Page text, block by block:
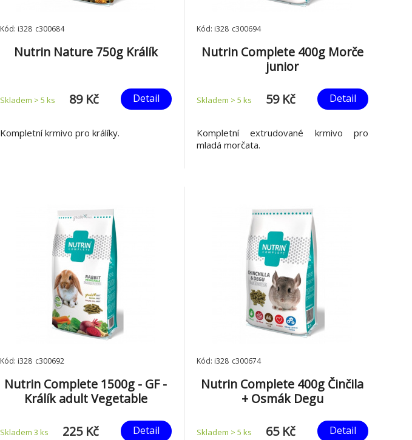
Kód: i328_c300684
Nutrin Nature 750g Králík
Skladem > 5ks 89 Kč Detail
Kompletní krmivo pro králíky.
Kód: i328_c300694
Nutrin Complete 400g Morče
junior
Skladem > 5 ks 59 Kč Detail
Kompletní extrudované krmivo pro
mladá morčata.
Kód: i328_c300692
Nutrin Complete 1500g - GF -
Králík adult Vegetable
Skladem 3ks 225 Kč Detail
Kód: i328_c300674
Nutrin Complete 400g Činčila
+ Osmák Degu
Skladem > 5 ks 65 Kč Detail